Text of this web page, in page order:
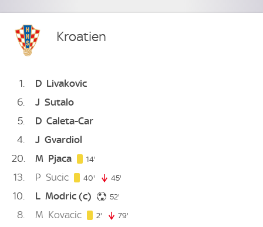
Kroatien
1 D Livakovic
6
J Sutalo
5
D Caleta-Car
4
J Gvardiol
20
M Pjaca 14'
13 P Sucic 40' 40. minute
45'
10 L Modric (c) 52'
8 M Kovacic 2' 2. minute
79'